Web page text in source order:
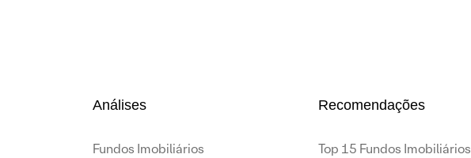
Análises
Fundos Imobiliários
Recomendações
Top 15 Fundos Imobiliários